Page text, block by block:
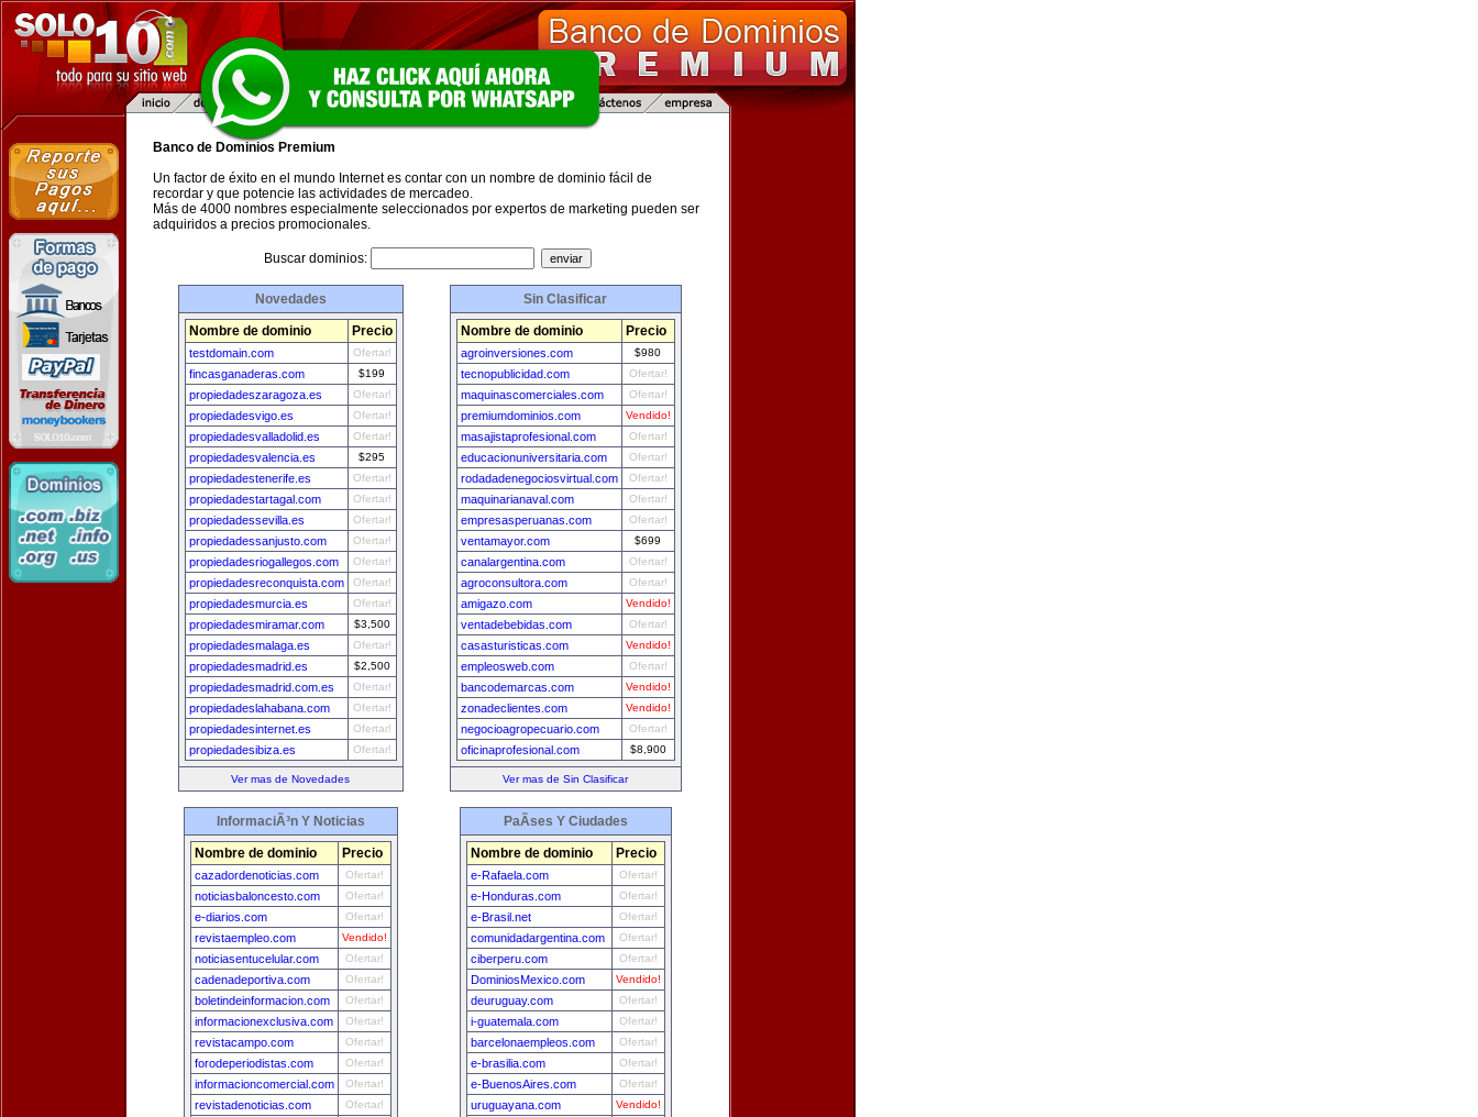
Banco de Dominios Premium
Un factor de éxito en el mundo Internet es contar con un nombre de dominio fácil de
recordar y que potencie las actividades de mercadeo.
Más de 4000 nombres especialmente seleccionados por expertos de marketing pueden ser
adquiridos a precios promocionales.
Buscar dominios:
Novedades
Nombre de dominio Precio
testdomain.com Ofertar!
fincasganaderas.com $199
propiedadeszaragoza.es Ofertar!
propiedadesvigo.es Ofertar!
propiedadesvalladolid.es Ofertar!
propiedadesvalencia.es $295
propiedadestenerife.es Ofertar!
propiedadestartagal.com Ofertar!
propiedadessevilla.es Ofertar!
propiedadessanjusto.com Ofertar!
propiedadesriogallegos.com Ofertar!
propiedadesreconquista.com Ofertar!
propiedadesmurcia.es Ofertar!
propiedadesmiramar.com $3,500
propiedadesmalaga.es Ofertar!
propiedadesmadrid.es $2,500
propiedadesmadrid.com.es Ofertar!
propiedadeslahabana.com Ofertar!
propiedadesinternet.es Ofertar!
propiedadesibiza.es Ofertar!
Ver mas de Novedades
Sin Clasificar
Nombre de dominio Precio
agroinversiones.com $980
tecnopublicidad.com Ofertar!
maquinascomerciales.com Ofertar!
premiumdominios.com Vendido!
masajistaprofesional.com Ofertar!
educacionuniversitaria.com Ofertar!
rodadadenegociosvirtual.com Ofertar!
maquinarianaval.com Ofertar!
empresasperuanas.com Ofertar!
ventamayor.com $699
canalargentina.com Ofertar!
agroconsultora.com Ofertar!
amigazo.com Vendido!
ventadebebidas.com Ofertar!
casasturisticas.com Vendido!
empleosweb.com Ofertar!
bancodemarcas.com Vendido!
zonadeclientes.com Vendido!
negocioagropecuario.com Ofertar!
oficinaprofesional.com $8,900
Ver mas de Sin Clasificar
InformaciÃ³n Y Noticias
Nombre de dominio Precio
cazadordenoticias.com Ofertar!
noticiasbaloncesto.com Ofertar!
e-diarios.com Ofertar!
revistaempleo.com Vendido!
noticiasentucelular.com Ofertar!
cadenadeportiva.com Ofertar!
boletindeinformacion.com Ofertar!
informacionexclusiva.com Ofertar!
revistacampo.com Ofertar!
forodeperiodistas.com Ofertar!
informacioncomercial.com Ofertar!
revistadenoticias.com Ofertar!
PaÃ­ses Y Ciudades
Nombre de dominio Precio
e-Rafaela.com Ofertar!
e-Honduras.com Ofertar!
e-Brasil.net Ofertar!
comunidadargentina.com Ofertar!
ciberperu.com Ofertar!
DominiosMexico.com Vendido!
deuruguay.com Ofertar!
i-guatemala.com Ofertar!
barcelonaempleos.com Ofertar!
e-brasilia.com Ofertar!
e-BuenosAires.com Ofertar!
uruguayana.com Vendido!